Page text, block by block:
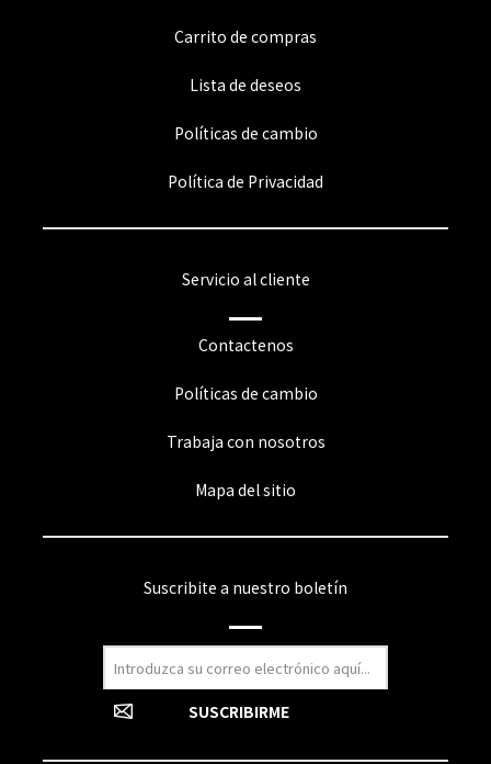
Carrito de compras
Lista de deseos
Políticas de cambio
Política de Privacidad
Servicio al cliente
Contactenos
Políticas de cambio
Trabaja con nosotros
Mapa del sitio
Suscribite a nuestro boletín